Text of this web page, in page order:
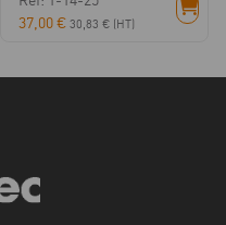
37,00€ 30,83 € (HT)